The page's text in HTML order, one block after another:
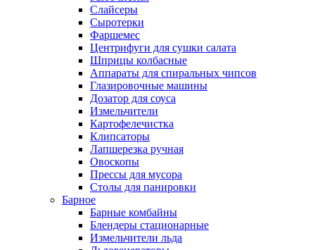
Слайсеры
Сыротерки
Фаршемес
Центрифуги для сушки салата
Шприцы колбасные
Аппараты для спиральных чипсов
Глазировочные машины
Дозатор для соуса
Измельчители
Картофелечистка
Клипсаторы
Лапшерезка ручная
Овоскопы
Прессы для мусора
Столы для панировки
Барное
Барные комбайны
Блендеры стационарные
Измельчители льда